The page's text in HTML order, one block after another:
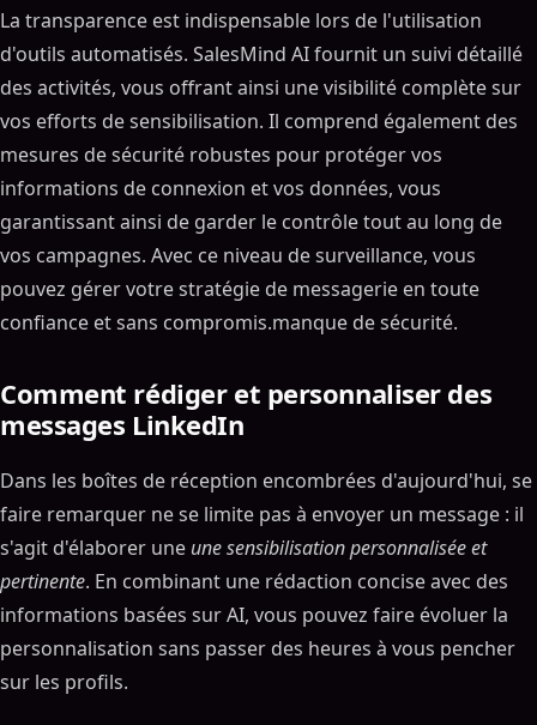
La transparence est indispensable lors de l'utilisation
d'outils automatisés. SalesMind AI fournit un suivi détaillé
des activités, vous offrant ainsi une visibilité complète sur
vos efforts de sensibilisation. Il comprend également des
mesures de sécurité robustes pour protéger vos
informations de connexion et vos données, vous
garantissant ainsi de garder le contrôle tout au long de
vos campagnes. Avec ce niveau de surveillance, vous
pouvez gérer votre stratégie de messagerie en toute
confiance et sans compromis.manque de sécurité.
Comment rédiger et personnaliser des
messages LinkedIn
Dans les boîtes de réception encombrées d'aujourd'hui, se
faire remarquer ne se limite pas à envoyer un message : il
s'agit d'élaborer une une sensibilisation personnalisée et
pertinente. En combinant une rédaction concise avec des
informations basées sur AI, vous pouvez faire évoluer la
personnalisation sans passer des heures à vous pencher
sur les profils.